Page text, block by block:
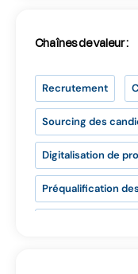
Chaînes de valeur :
Recrutement
Sourcing des
Digitalisation de
Préqualification
Vous n’avez